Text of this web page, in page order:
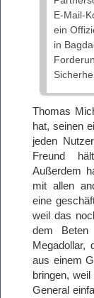
E-Mail-
ein
in
Thomas
hat, seinen
jeden
Freund
Außerdem
mit allen
eine
weil das
dem
Megadollar,
aus einem
bringen,
General